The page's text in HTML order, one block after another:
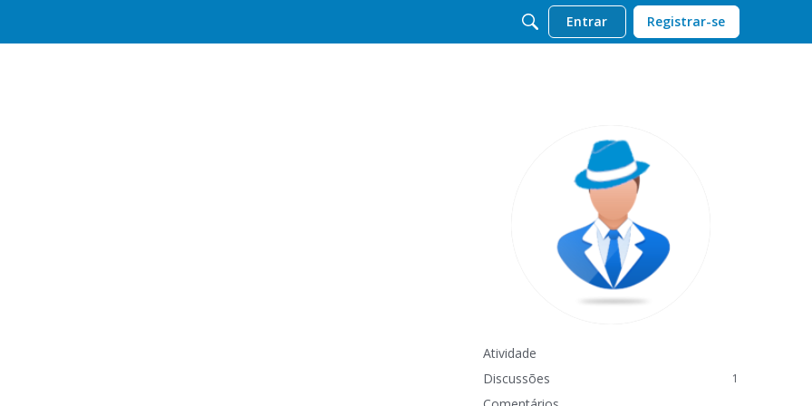
Entrar Registrar-se
Atividade
Discussões
1